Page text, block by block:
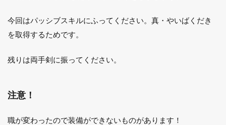
今回はパッシブスキルにふってください。真・やいばくだき
を取得するためです。
残りは両手剣に振ってください。
注意！
職が変わったので装備ができないものがあります！